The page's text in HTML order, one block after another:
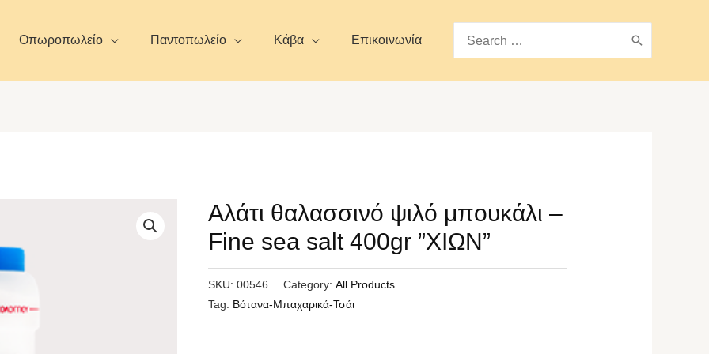
Οπωροπωλείο Παντοπωλείο Κάβα Επικοινωνία
for:
Αλάτι θαλασσινό ψιλό μπουκάλι –
Fine sea salt 400gr ”ΧΙΩΝ”
SKU:00546 Category:All Products
Tag: Βότανα-Μπαχαρικά-Τσάι